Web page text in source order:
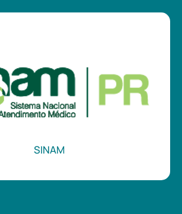
SINAM